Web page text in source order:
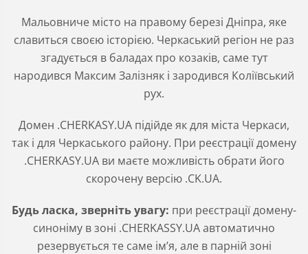
Мальовниче місто на правому березі Дніпра, яке
славиться своєю історією. Черкаський регіон не раз
згадується в баладах про козаків, саме тут
народився Максим Залізняк і зародився Коліївський
рух.
Домен .CHERKASY.UA підійде як для міста Черкаси,
так і для Черкаського району. При реєстрації домену
.CHERKASY.UA ви маєте можливість обрати його
скорочену версію .CK.UA.
Будь ласка, зверніть увагу: при реєстрації домену-
синоніму в зоні .CHERKASSY.UA автоматично
резервується те саме ім’я, але в парній зоні